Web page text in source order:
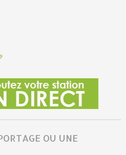
OU UNE